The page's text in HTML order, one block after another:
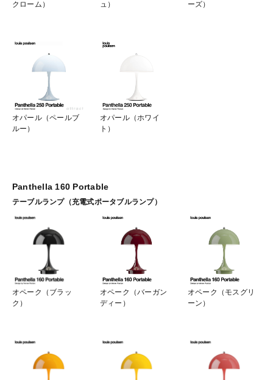
クローム）
ュ）
ーズ）
オパール（ペールブ
ルー）
オパール（ホワイ
ト）
Panthella 160 Portable
テーブルランプ（充電式ポータブルランプ）
オペーク（ブラッ
ク）
オペーク（バーガン
ディー）
オペーク（モスグリ
ーン）